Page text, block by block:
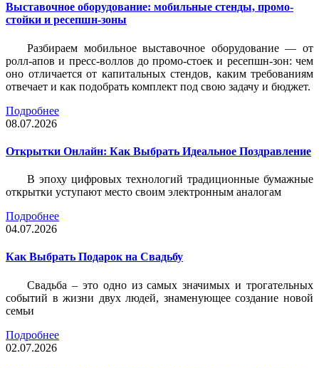
Выставочное оборудование: мобильные стенды, промо-
стойки и ресепшн-зоны
Разбираем мобильное выставочное оборудование — от
ролл-апов и пресс-воллов до промо-стоек и ресепшн-зон: чем
оно отличается от капитальных стендов, каким требованиям
отвечает и как подобрать комплект под свою задачу и бюджет.
Подробнее
08.07.2026
Открытки Онлайн: Как Выбрать Идеальное Поздравление
В эпоху цифровых технологий традиционные бумажные
открытки уступают место своим электронным аналогам
Подробнее
04.07.2026
Как Выбрать Подарок на Свадьбу
Свадьба – это одно из самых значимых и трогательных
событий в жизни двух людей, знаменующее создание новой
семьи
Подробнее
02.07.2026